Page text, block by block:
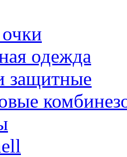
одежда
защитные